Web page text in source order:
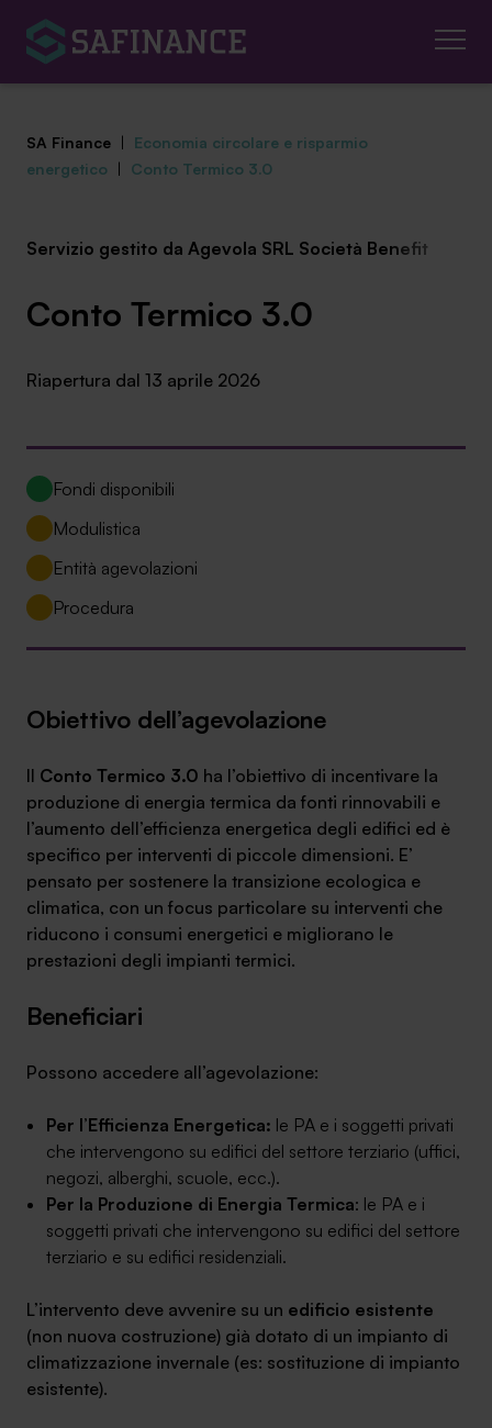
Mediazione Creditizia
Finanza Agevolata
Ambassador
Contatti
Lavora con noi
+030.3540104
info@safinance.it
SA Finance | Economia circolare e risparmio
energetico | Conto Termico 3.0
Servizio gestito da Agevola SRL Società Benefit
Conto Termico 3.0
Riapertura dal 13 aprile 2026
Fondi disponibili
Modulistica
Entità agevolazioni
Procedura
Obiettivo dell’agevolazione
Il Conto Termico 3.0 ha l’obiettivo di incentivare la
produzione di energia termica da fonti rinnovabili e
l’aumento dell’efficienza energetica degli edifici ed è
specifico per interventi di piccole dimensioni. E’
pensato per sostenere la transizione ecologica e
climatica, con un focus particolare su interventi che
riducono i consumi energetici e migliorano le
prestazioni degli impianti termici.
Beneficiari
Possono accedere all’agevolazione:
Per l’Efficienza Energetica: le PA e i soggetti privati
che intervengono su edifici del settore terziario (uffici,
negozi, alberghi, scuole, ecc.).
Per la Produzione di Energia Termica: le PA e i
soggetti privati che intervengono su edifici del settore
terziario e su edifici residenziali.
L’intervento deve avvenire su un edificio esistente
(non nuova costruzione) già dotato di un impianto di
climatizzazione invernale (es: sostituzione di impianto
esistente).